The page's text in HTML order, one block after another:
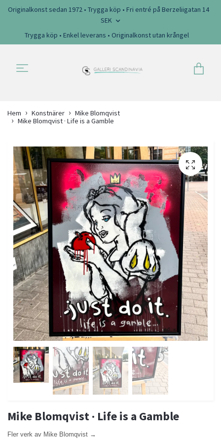
Originalkonst sedan 1972 • Trygga köp • Fri entré på Berzeliigatan 14
SEK
Trygga köp • Enkel leverans • Originalkonst utan krångel
Hem Konstnärer
Mike Blomqvist
Mike Blomqvist · Life is a Gamble
Mike Blomqvist · Life is a Gamble
Fler verk av Mike Blomqvist →